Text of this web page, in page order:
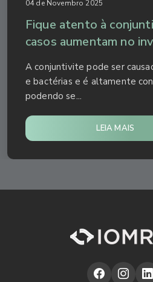
04 de Novembro 2025
Fique atento à
casos aumentam no
A conjuntivite pode ser
e bactérias e é altamente
podendo se...
LEIA MAIS